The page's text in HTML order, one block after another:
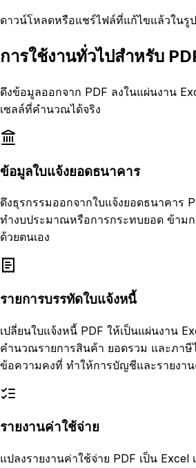
ดาวน์โหลดหรือแชร์ไฟล์ที่แก้ไขแล้วใน
การใช้งานทั่วไปสำหรับ
ดึงข้อมูลออกจาก PDF ลงในแผ่นงาน
เซลล์ที่คำนวณได้จริง
ข้อมูลใบแจ้งยอดธนาคาร
ดึงธุรกรรมออกจากใบแจ้งยอดธนาคาร
ทำงบประมาณหรือการกระทบยอด ข้าม
ด้วยตนเอง
รายการบรรทัดใบแจ้งหนี้
เปลี่ยนใบแจ้งหนี้ PDF ให้เป็นแผ่นงาน
คำนวณรายการสินค้า ยอดรวม และภาษี
ข้อความคงที่ ทำให้การบัญชีและรายงาน
รายงานค่าใช้จ่าย
แปลงรายงานค่าใช้จ่าย PDF เป็น